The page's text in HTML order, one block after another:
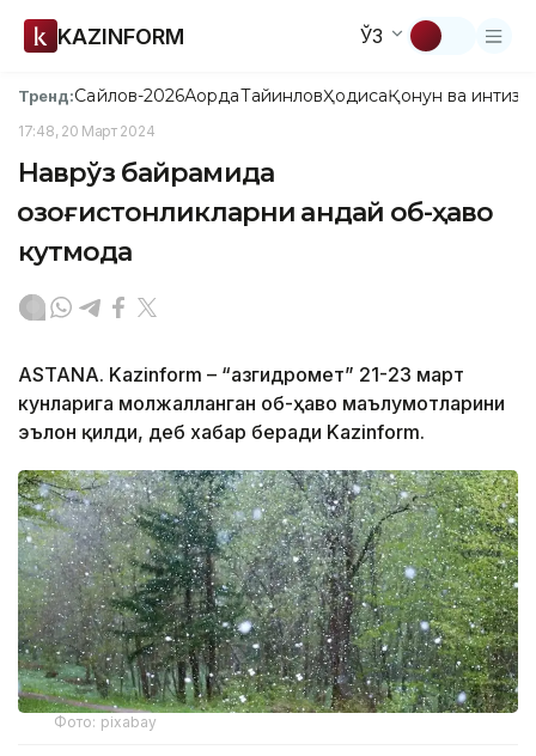
KAZINFORM ЎЗ
Тренд:Сайлов-2026АқордаТайинловҲодисаҚонун ва
17:48, 20 Март 2024
Наврўз байрамида
қозоғистонликларни қандай об-ҳаво
кутмоқда
ASTANA. Kazinform – “Қазгидромет” 21-23 март
кунларига мoлжалланган об-ҳаво маълумотларини
эълон қилди, деб хабар беради Kazinform.
Фото: pixabay